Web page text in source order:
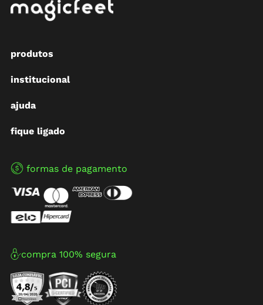
produtos
institucional
ajuda
fique ligado
formas de pagamento
compra 100% segura